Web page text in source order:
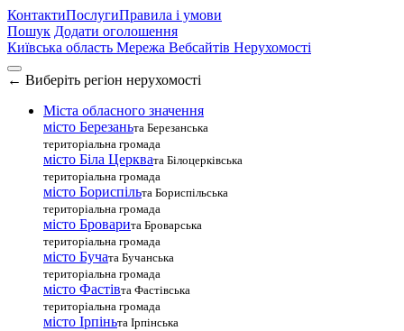
КонтактиПослугиПравила і умови
Пошук Додати оголошення
Київська область Мережа Вебсайтів Нерухомості
← Виберіть регіон нерухомості
Міста обласного значення
місто Березаньта Березанська
територіальна громада
місто Біла Церквата Білоцерківська
територіальна громада
місто Бориспільта Бориспільська
територіальна громада
місто Броварита Броварська
територіальна громада
місто Бучата Бучанська
територіальна громада
місто Фастівта Фастівська
територіальна громада
місто Ірпіньта Ірпінська